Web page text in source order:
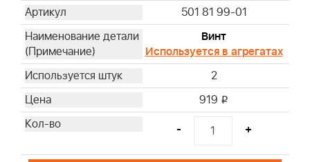
501 81 99-01
Винт
Используется в агрегатах
2
919 i
- +